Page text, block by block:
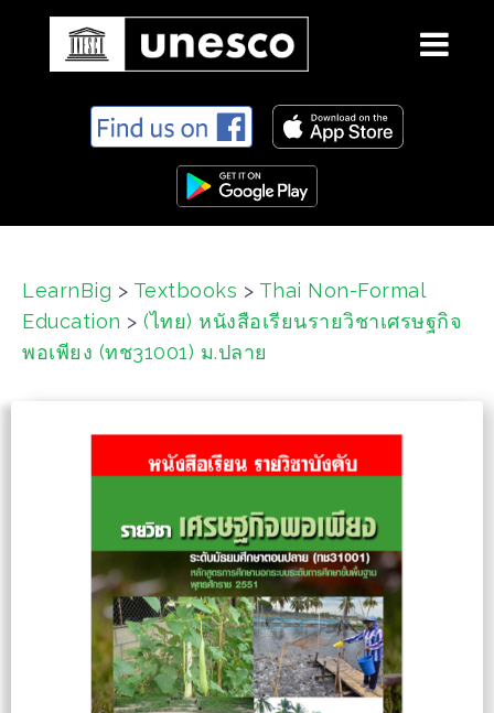
n
LearnBig > Textbooks > Thai Non-Formal
Education > (ไทย) หนังสือเรียนรายวิชาเศรษฐกิจ
พอเพียง (ทช31001) ม.ปลาย